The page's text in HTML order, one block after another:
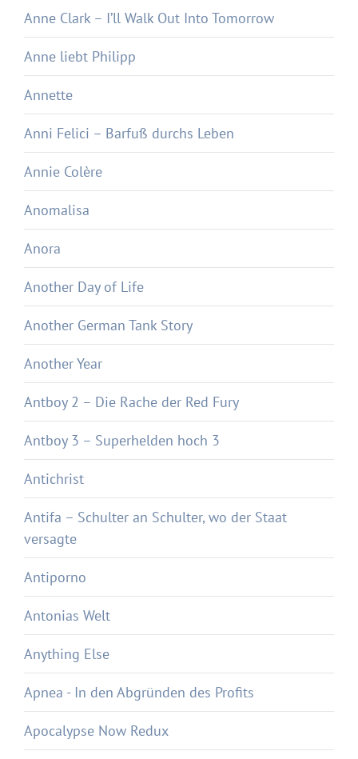
Anne Clark – I’ll Walk Out Into Tomorrow
Anne liebt Philipp
Annette
Anni Felici – Barfuß durchs Leben
Annie Colère
Anomalisa
Anora
Another Day of Life
Another German Tank Story
Another Year
Antboy 2 – Die Rache der Red Fury
Antboy 3 – Superhelden hoch 3
Antichrist
Antifa – Schulter an Schulter, wo der Staat
versagte
Antiporno
Antonias Welt
Anything Else
Apnea - In den Abgründen des Profits
Apocalypse Now Redux